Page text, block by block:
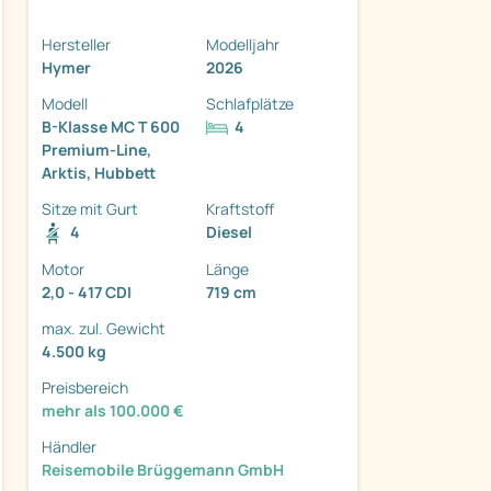
Hersteller
Hymer
Modelljahr
2026
Modell
B-Klasse MC T 600
Premium-Line,
Arktis, Hubbett
Schlafplätze
4
Sitze mit Gurt
4
Kraftstoff
Diesel
Motor
2,0 - 417 CDI
Länge
719 cm
max. zul. Gewicht
4.500 kg
Preisbereich
mehr als 100.000 €
Händler
Reisemobile Brüggemann GmbH